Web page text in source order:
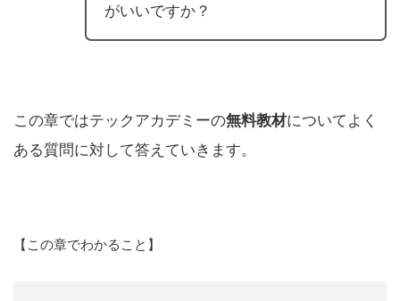
がいいですか？
この章ではテックアカデミーの無料教材についてよく
ある質問に対して答えていきます。
【この章でわかること】